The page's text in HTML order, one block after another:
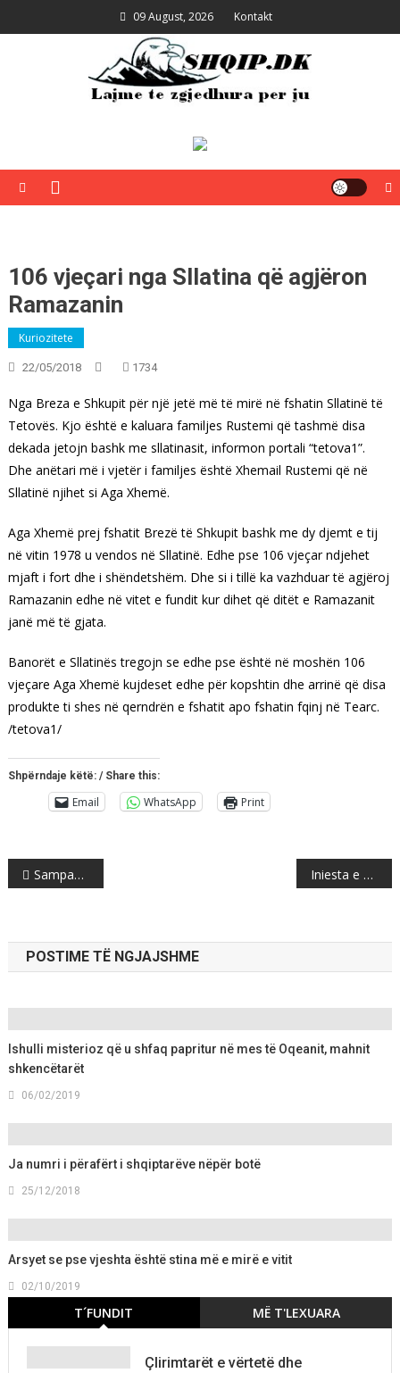
to
09 August, 2026 Kontakt
106 vjeçari nga Sllatina që agjëron
Ramazanin
Kuriozitete
22/05/2018 1734
Nga Breza e Shkupit për një jetë më të mirë në fshatin Sllatinë të
Tetovës. Kjo është e kaluara familjes Rustemi që tashmë disa
dekada jetojn bashk me sllatinasit, informon portali “tetova1”.
Dhe anëtari më i vjetër i familjes është Xhemail Rustemi që në
Sllatinë njihet si Aga Xhemë.
Aga Xhemë prej fshatit Brezë të Shkupit bashk me dy djemt e tij
në vitin 1978 u vendos në Sllatinë. Edhe pse 106 vjeçar ndjehet
mjaft i fort dhe i shëndetshëm. Dhe si i tillë ka vazhduar të agjëroj
Ramazanin edhe në vitet e fundit kur dihet që ditët e Ramazanit
janë më të gjata.
Banorët e Sllatinës tregojn se edhe pse është në moshën 106
vjeçare Aga Xhemë kujdeset edhe për kopshtin dhe arrinë që disa
produkte ti shes në qerndrën e fshatit apo fshatin fqinj në Tearc.
/tetova1/
Shpërndaje këtë: / Share this:
Email WhatsApp Print
Post
navigation
Sampaoli: Messi fizikisht dhe mentalisht gati për Botëror Iniesta e zgjedh Japoninë, do të nëshkruajë me Vissel Kobe
POSTIME TË NGJAJSHME
Ishulli misterioz që u shfaq papritur në mes të Oqeanit, mahnit
shkencëtarët
06/02/2019
Ja numri i përafërt i shqiptarëve nëpër botë
25/12/2018
Arsyet se pse vjeshta është stina më e mirë e vitit
02/10/2019
T´FUNDIT MË T'LEXUARA
Çlirimtarët e vërtetë dhe